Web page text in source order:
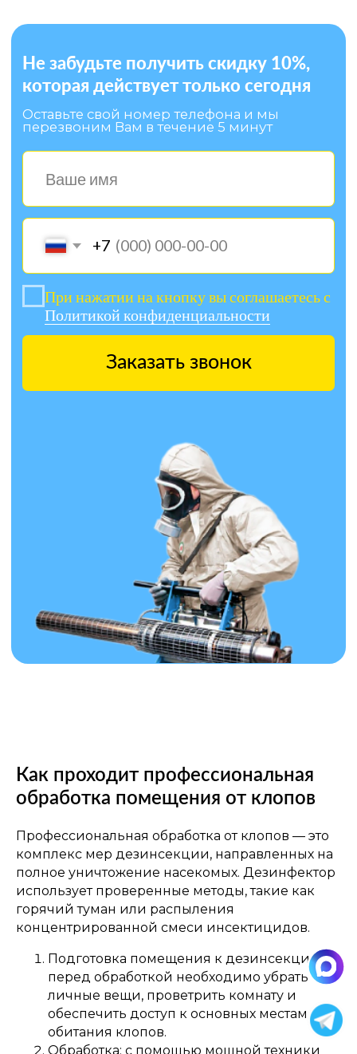
Как проходит профессиональная
обработка помещения от клопов
Профессиональная обработка от клопов — это
комплекс мер дезинсекции, направленных на
полное уничтожение насекомых. Дезинфектор
использует проверенные методы, такие как
горячий туман или распыления
концентрированной смеси инсектицидов.
Подготовка помещения к дезинсекции:
перед обработкой необходимо убрать
личные вещи, проветрить комнату и
обеспечить доступ к основных местам
обитания клопов.
Обработка: с помощью мощной техники